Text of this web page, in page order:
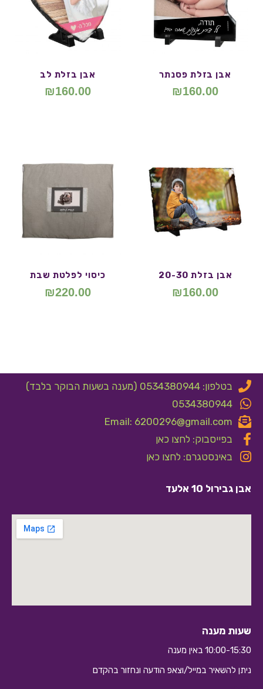
אבן בזלת פסנתר
₪160.00
אבן בזלת לב
₪160.00
אבן בזלת 20-30
₪160.00
כיסוי לפלטת שבת
₪220.00
בטלפון: 0534380944 (מענה בשעות הבוקר בלבד)
0534380944
Email: 6200296@gmail.com
בפייסבוק: לחצו כאן
באינסטגרם: לחצו כאן
אבן גבירול 10 אלעד
שעות מענה
10:00-15:30 באין מענה
ניתן להשאיר במייל/וצאפ הודעה ונחזור בהקדם